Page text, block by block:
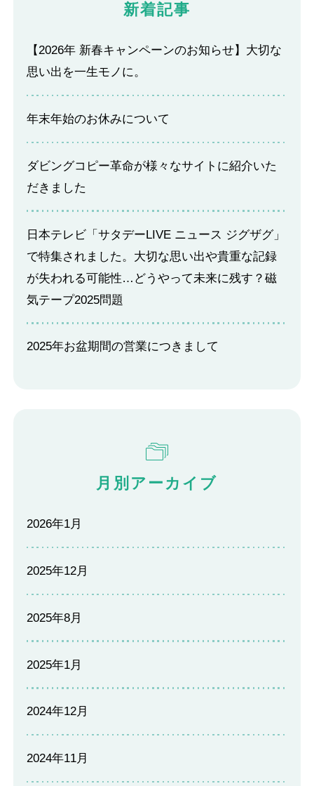
新着記事
【2026年 新春キャンペーンのお知らせ】大切な
思い出を一生モノに。
年末年始のお休みについて
ダビングコピー革命が様々なサイトに紹介いた
だきました
日本テレビ「サタデーLIVE ニュース ジグザグ」
で特集されました。大切な思い出や貴重な記録
が失われる可能性…どうやって未来に残す？磁
気テープ2025問題
2025年お盆期間の営業につきまして
月別アーカイブ
2026年1月
2025年12月
2025年8月
2025年1月
2024年12月
2024年11月